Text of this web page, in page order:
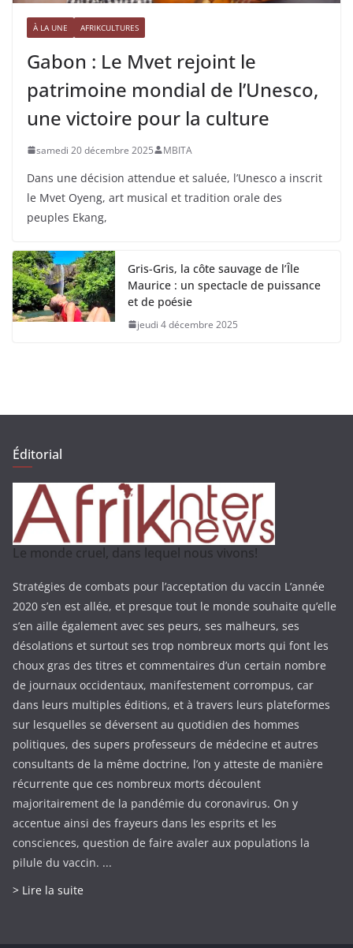
À LA UNE AFRIKCULTURES
Gabon : Le Mvet rejoint le
patrimoine mondial de l’Unesco,
une victoire pour la culture
samedi 20 décembre 2025 MBITA
Dans une décision attendue et saluée, l’Unesco a inscrit
le Mvet Oyeng, art musical et tradition orale des
peuples Ekang,
Gris-Gris, la côte sauvage de l’Île
Maurice : un spectacle de puissance
et de poésie
jeudi 4 décembre 2025
Éditorial
Le monde cruel, dans lequel nous vivons!
Stratégies de combats pour l’acceptation du vaccin L’année
2020 s’en est allée, et presque tout le monde souhaite qu’elle
s’en aille également avec ses peurs, ses malheurs, ses
désolations et surtout ses trop nombreux morts qui font les
choux gras des titres et commentaires d’un certain nombre
de journaux occidentaux, manifestement corrompus, car
dans leurs multiples éditions, et à travers leurs plateformes
sur lesquelles se déversent au quotidien des hommes
politiques, des supers professeurs de médecine et autres
consultants de la même doctrine, l’on y atteste de manière
récurrente que ces nombreux morts découlent
majoritairement de la pandémie du coronavirus. On y
accentue ainsi des frayeurs dans les esprits et les
consciences, question de faire avaler aux populations la
pilule du vaccin. ...
> Lire la suite